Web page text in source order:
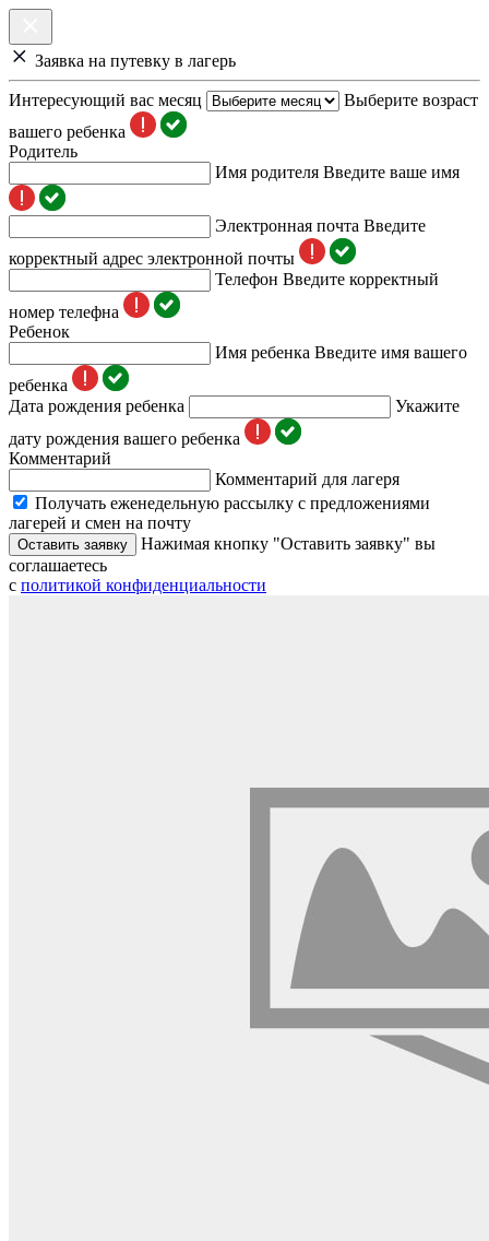
Заявка на путевку в лагерь
Интересующий вас месяц
Выберите возраст
вашего ребенка
Родитель
Имя родителя Введите ваше имя
Электронная почта Введите
корректный адрес электронной почты
Телефон Введите корректный
номер телефна
Ребенок
Имя ребенка Введите имя вашего
ребенка
Дата рождения ребенка
Укажите
дату рождения вашего ребенка
Комментарий
Комментарий для лагеря
Получать еженедельную рассылку с предложениями
лагерей и смен на почту
Оставить заявку
Нажимая кнопку "Оставить заявку" вы
соглашаетесь
с политикой конфиденциальности